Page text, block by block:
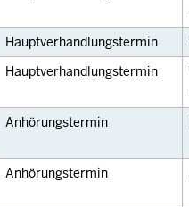
Hauptverhandlungstermin
Hauptverhandlungstermin
Anhörungstermin
Anhörungstermin